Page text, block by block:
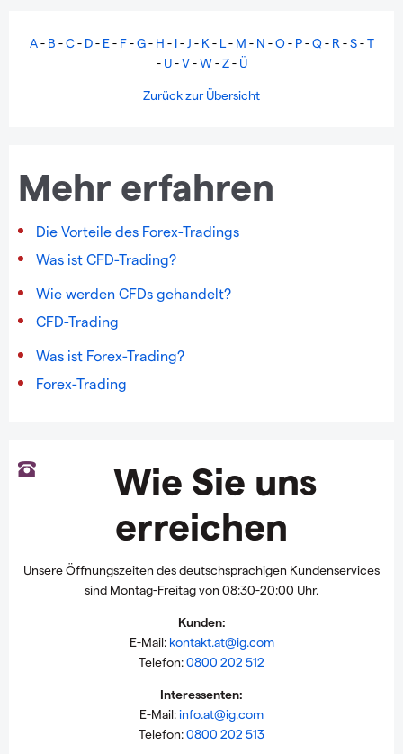
A- B -C- D- E- F-G- H - I- J - K - L- M - N -O- P-Q- R -S-T
- U-V-W-Z- Ü
Zurück zur Übersicht
Mehr erfahren
Die Vorteile des Forex-Tradings
Was ist CFD-Trading?
Wie werden CFDs gehandelt?
CFD-Trading
Was ist Forex-Trading?
Forex-Trading
Wie Sie uns
erreichen
Unsere Öffnungszeiten des deutschsprachigen Kundenservices
sind Montag-Freitag von 08:30-20:00 Uhr.
Kunden:
E-Mail: kontakt.at@ig.com
Telefon:0800 202 512
Interessenten:
E-Mail:info.at@ig.com
Telefon:0800 202 513